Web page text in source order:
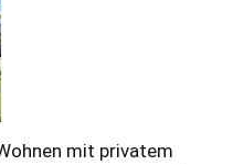
mit privatem